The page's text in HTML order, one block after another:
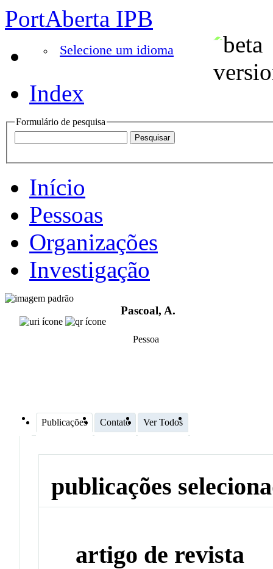
PortAberta IPB
Selecione um idioma
Index
Formulário de pesquisa
Início
Pessoas
Organizações
Investigação
Pascoal, A.
Pessoa
Publicações Contato Ver Todos
publicações
artigo de revista